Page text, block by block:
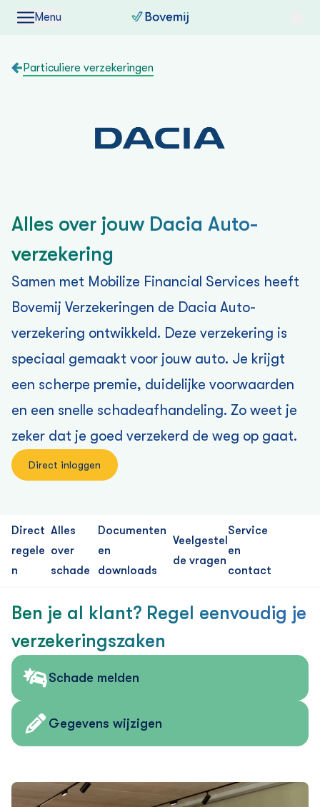
Menu
Particuliere verzekeringen
Alles over jouw Dacia Auto­
verzekering
Samen met Mobilize Financial Services heeft
Bovemij Verzekeringen de Dacia Auto­
verzekering ontwikkeld. Deze verzekering is
speciaal gemaakt voor jouw auto. Je krijgt
een scherpe premie, duidelijke voorwaarden
en een snelle schadeafhandeling. Zo weet je
zeker dat je goed verzekerd de weg op gaat.
Direct inloggen
Direct
regele
n
Alles
over
schade
Documenten
en
downloads
Veelgestel
de vragen
Service
en
contact
Ben je al klant? Regel eenvoudig je
verzekering­szaken
Schade melden
Gegevens wijzigen